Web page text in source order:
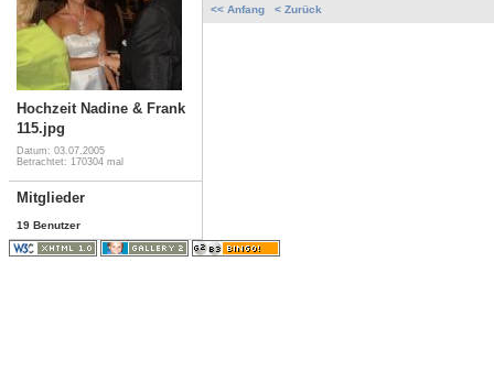
Hochzeit Nadine & Frank
115.jpg
Datum: 03.07.2005
Betrachtet: 170304 mal
Mitglieder
19 Benutzer
<< Anfang < Zurück